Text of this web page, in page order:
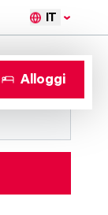
IT
Alloggi